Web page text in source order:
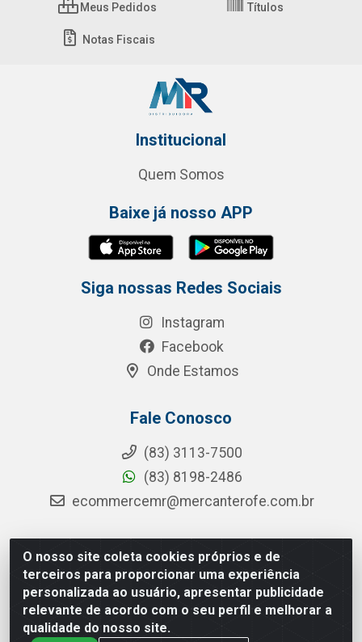
O nosso site coleta cookies próprios e de
terceiros para proporcionar uma experiência
personalizada ao usuário, apresentar publicidade
relevante de acordo com o seu perfil e melhorar a
qualidade do nosso site.
Meus Pedidos Títulos
Notas Fiscais
Institucional
Quem Somos
Baixe já nosso APP
Siga nossas Redes Sociais
Instagram
Facebook
Onde Estamos
Fale Conosco
(83) 3113-7500
(83) 8198-2486
ecommercemr@mercanterofe.com.br
MR Distribuidora - Rua Hortêncio Ribeiro de Luna, 3777 -
Distrito Industrial, João Pessoa/PB - CEP 58081-400 -
CNPJ 35.428.312/0001-85